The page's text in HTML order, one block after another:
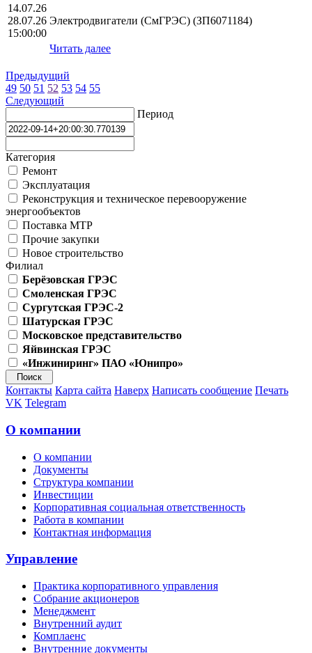
14.07.26
28.07.26
15:00:00
Электродвигатели (СмГРЭС) (ЗП6071184)
Читать далее
Предыдущий
49 50 51 52 53 54 55
Следующий
Период
Категория
Ремонт
Эксплуатация
Реконструкция и техническое перевооружение
энергообъектов
Поставка МТР
Прочие закупки
Новое строительство
Филиал
Берёзовская ГРЭС
Смоленская ГРЭС
Сургутская ГРЭС-2
Шатурская ГРЭС
Московское представительство
Яйвинская ГРЭС
«Инжиниринг» ПАО «Юнипро»
Контакты Карта сайта Наверх Написать сообщение Печать
VK Telegram
О компании
О компании
Документы
Структура компании
Инвестиции
Корпоративная социальная ответственность
Работа в компании
Контактная информация
Управление
Практика корпоративного управления
Собрание акционеров
Менеджмент
Внутренний аудит
Комплаенс
Внутренние документы